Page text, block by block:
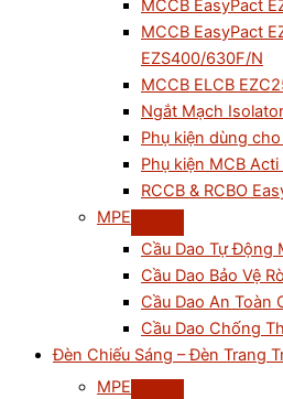
MCCB EasyPact
MCCB EasyPact
EZS400/630F/N
MCCB ELCB
Ngắt Mạch
Phụ kiện dùng
Phụ kiện MCB Acti
RCCB & RCBO
MPE
Cầu Dao Tự Động
Cầu Dao Bảo Vệ
Cầu Dao An Toàn
Cầu Dao Chống
Đèn Chiếu Sáng – Đèn Trang
MPE